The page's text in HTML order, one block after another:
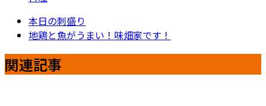
本日の刺盛り
地鶏と魚がうまい！味畑家です！
関連記事